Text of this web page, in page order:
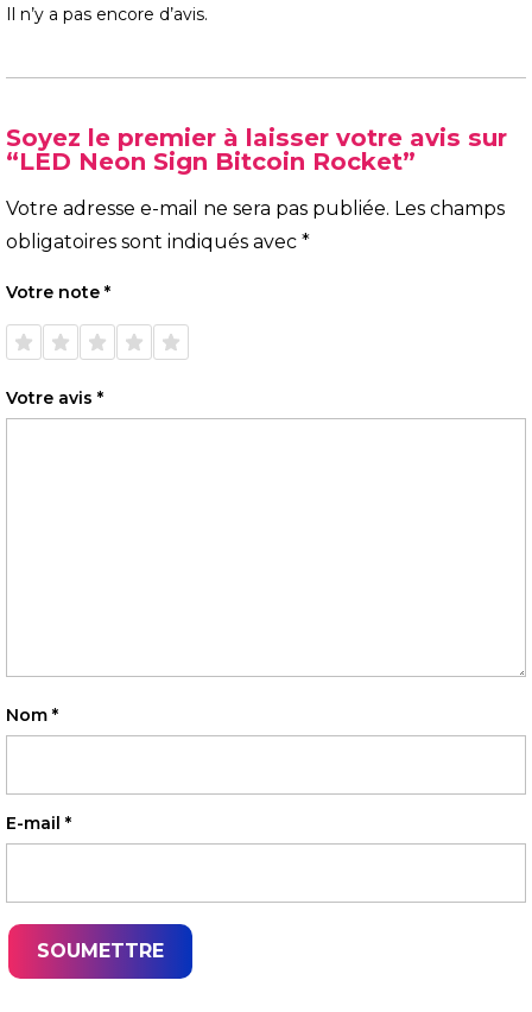
Il n’y a pas encore d’avis.
Soyez le premier à laisser votre avis sur
“LED Neon Sign Bitcoin Rocket”
Votre adresse e-mail ne sera pas publiée. Les champs
obligatoires sont indiqués avec *
Votre note *
1 étoile
sur 5
2 étoiles
sur 5
3 étoiles
sur 5
4 étoiles
sur 5
5 étoiles
sur 5
Votre avis *
Nom *
E-mail *